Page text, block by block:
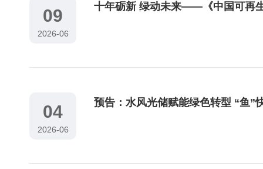
09
2026-06
十年砺新 绿动未来——《中国可再
04
2026-06